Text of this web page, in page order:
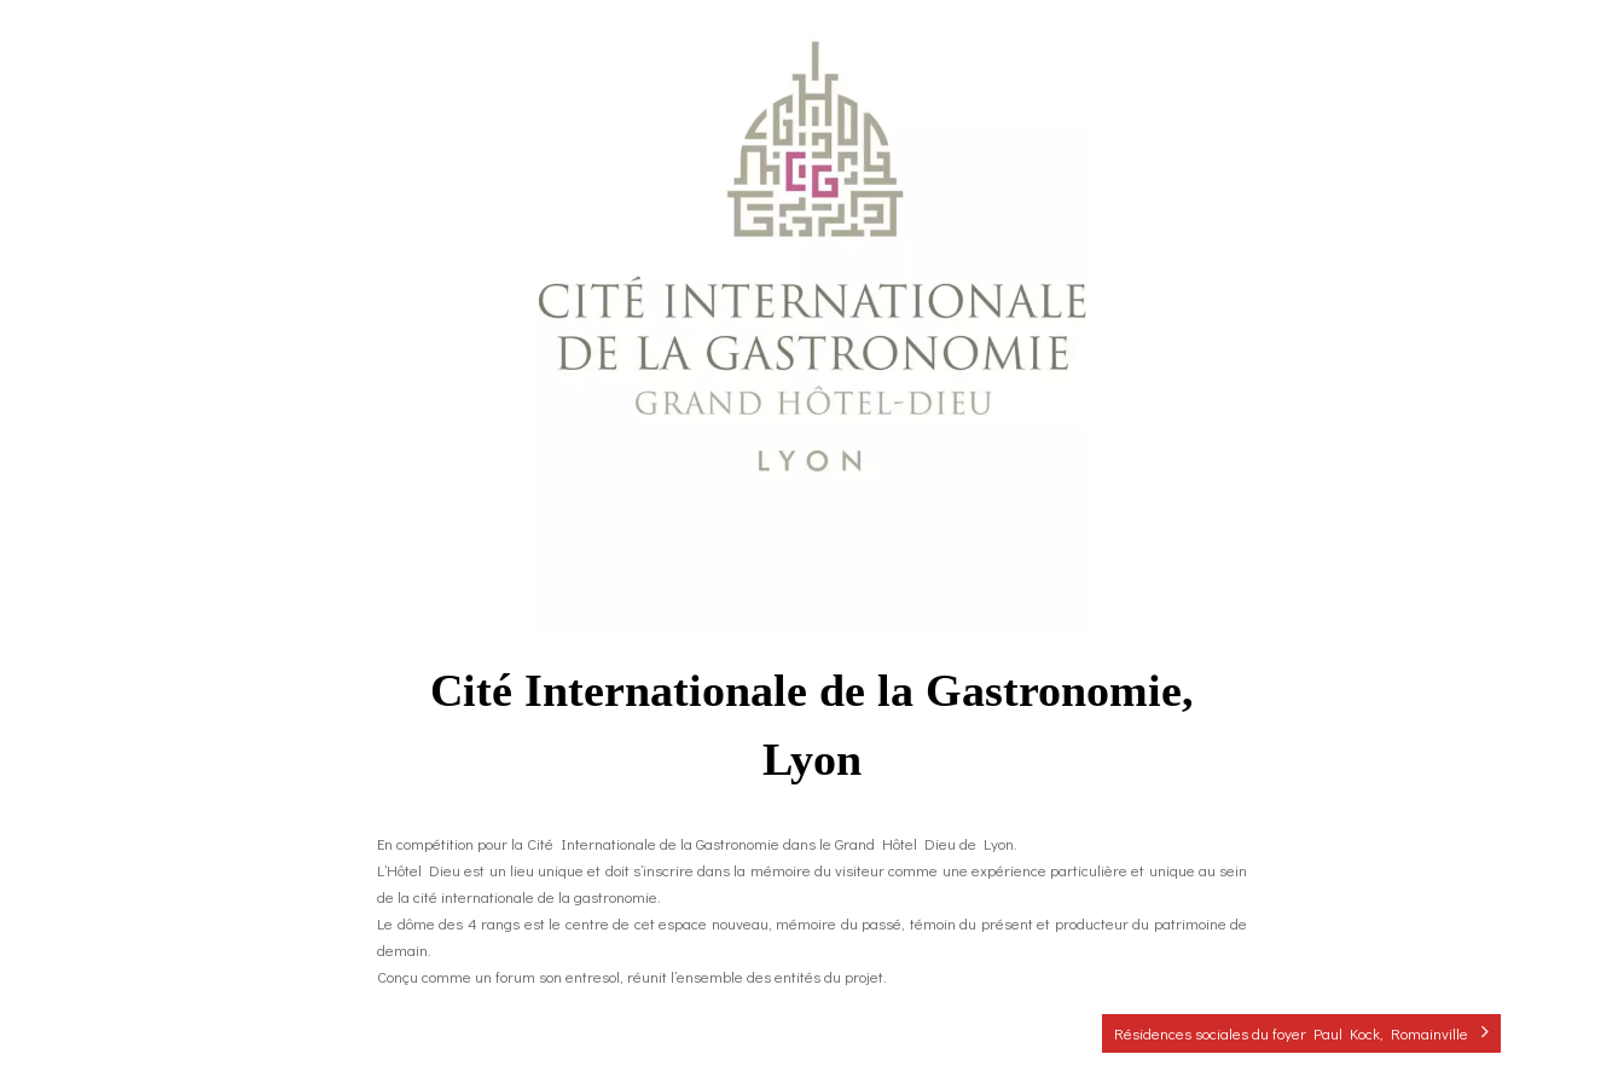
Cité Internationale de la Gastronomie,
Lyon
En compétition pour la Cité Internationale de la Gastronomie dans le Grand Hôtel Dieu de Lyon.
L’Hôtel Dieu est un lieu unique et doit s’inscrire dans la mémoire du visiteur comme une expérience particulière et unique au sein
de la cité internationale de la gastronomie.
Le dôme des 4 rangs est le centre de cet espace nouveau, mémoire du passé, témoin du présent et producteur du patrimoine de
demain.
Conçu comme un forum son entresol, réunit l’ensemble des entités du projet.
Résidences sociales du foyer Paul Kock, Romainville